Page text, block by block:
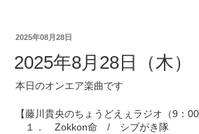
2025年08月28日
2025年8月28日（木）
本日のオンエア楽曲です
【藤川貴央のちょうどえぇラジオ（9：
１． Zokkon命 / シブがき隊